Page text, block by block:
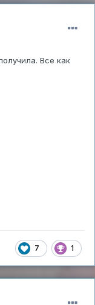
Все как
7 1